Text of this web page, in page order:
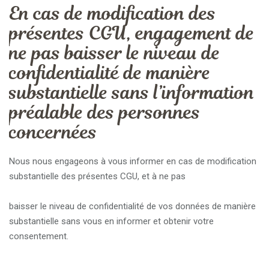
En cas de modification des
présentes CGU, engagement de
ne pas baisser le niveau de
confidentialité de manière
substantielle sans l’information
préalable des personnes
concernées
Nous nous engageons à vous informer en cas de modification
substantielle des présentes CGU, et à ne pas
baisser le niveau de confidentialité de vos données de manière
substantielle sans vous en informer et obtenir votre
consentement.